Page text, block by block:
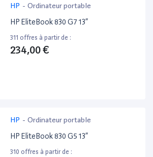
HP - Ordinateur portable
HP EliteBook 830 G7 13”
311 offres à partir de :
234,00 €
HP - Ordinateur portable
HP EliteBook 830 G5 13”
310 offres à partir de :